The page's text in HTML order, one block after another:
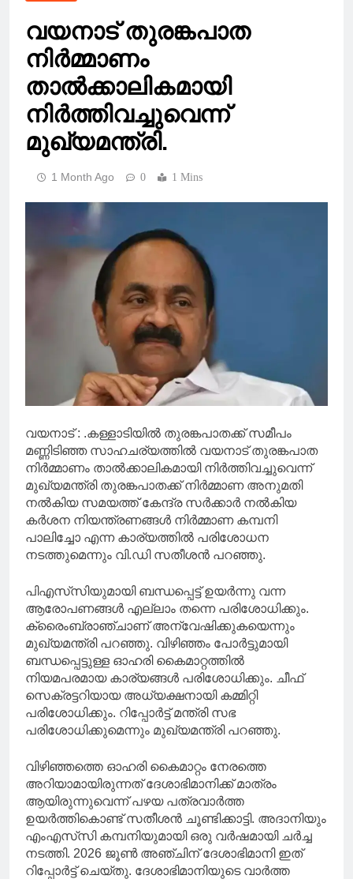
വയനാട് തുരങ്കപാത
നിർമ്മാണം
താൽക്കാലികമായി
നിർത്തിവച്ചുവെന്ന്
മുഖ്യമന്ത്രി.
1 Month Ago 0 1 Mins
വയനാട് : .കള്ളാടിയിൽ തുരങ്കപാതക്ക് സമീപം
മണ്ണിടിഞ്ഞ സാഹചര്യത്തിൽ വയനാട് തുരങ്കപാത
നിർമ്മാണം താൽക്കാലികമായി നിർത്തിവച്ചുവെന്ന്
മുഖ്യമന്ത്രി തുരങ്കപാതക്ക് നിർമ്മാണ അനുമതി
നൽകിയ സമയത്ത് കേന്ദ്ര സർക്കാർ നൽകിയ
കർശന നിയന്ത്രണങ്ങൾ നിർമ്മാണ കമ്പനി
പാലിച്ചോ എന്ന കാര്യത്തിൽ പരിശോധന
നടത്തുമെന്നും വി.ഡി സതീശൻ പറഞ്ഞു.
പിഎസ്‌സിയുമായി ബന്ധപ്പെട്ട് ഉയർന്നു വന്ന
ആരോപണങ്ങൾ എല്ലാം തന്നെ പരിശോധിക്കും.
ക്രൈംബ്രാഞ്ചാണ് അന്വേഷിക്കുകയെന്നും
മുഖ്യമന്ത്രി പറഞ്ഞു. വിഴിഞ്ഞം പോർട്ടുമായി
ബന്ധപ്പെട്ടുള്ള ഓഹരി കൈമാറ്റത്തിൽ
നിയമപരമായ കാര്യങ്ങൾ പരിശോധിക്കും. ചീഫ്
സെക്രട്ടറിയായ അധ്യക്ഷനായി കമ്മിറ്റി
പരിശോധിക്കും. റിപ്പോർട്ട് മന്ത്രി സഭ
പരിശോധിക്കുമെന്നും മുഖ്യമന്ത്രി പറഞ്ഞു.
വിഴിഞ്ഞത്തെ ഓഹരി കൈമാറ്റം നേരത്തെ
അറിയാമായിരുന്നത് ദേശാഭിമാനിക്ക് മാത്രം
ആയിരുന്നുവെന്ന് പഴയ പത്രവാര്‍ത്ത
ഉയര്‍ത്തികൊണ്ട് സതീശന്‍ ചൂണ്ടിക്കാട്ടി. അദാനിയും
എംഎസ്‌സി കമ്പനിയുമായി ഒരു വര്‍ഷമായി ചര്‍ച്ച
നടത്തി. 2026 ജൂണ്‍ അഞ്ചിന് ദേശാഭിമാനി ഇത്
റിപ്പോര്‍ട്ട് ചെയ്തു. ദേശാഭിമാനിയുടെ വാര്‍ത്ത